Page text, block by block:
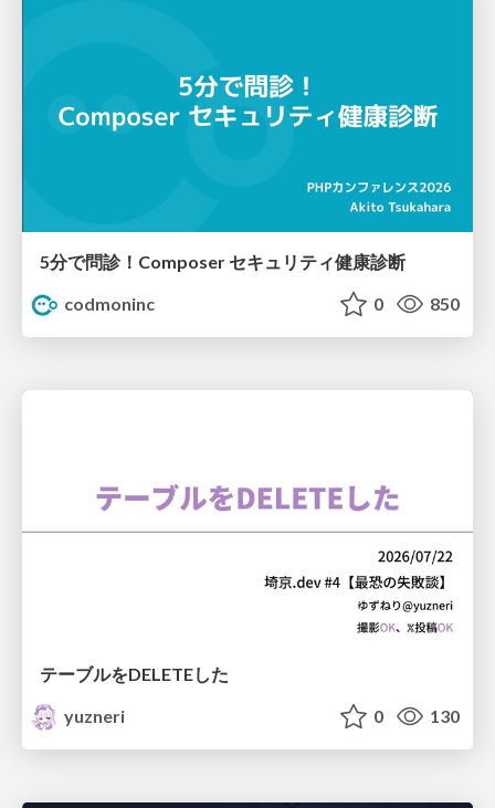
5分で問診！Composer セキュリティ健康診断
codmoninc
0 850
テーブルをDELETEした
yuzneri
0 130